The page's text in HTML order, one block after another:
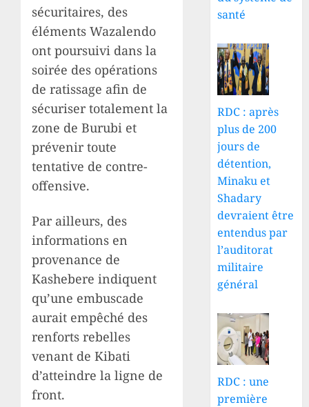
sécuritaires, des
éléments Wazalendo
ont poursuivi dans la
soirée des opérations
de ratissage afin de
sécuriser totalement la
zone de Burubi et
prévenir toute
tentative de contre-
offensive.
Par ailleurs, des
informations en
provenance de
Kashebere indiquent
qu’une embuscade
aurait empêché des
renforts rebelles
venant de Kibati
d’atteindre la ligne de
front.
santé
RDC : après
plus de 200
jours de
détention,
Minaku et
Shadary
devraient être
entendus par
l’auditorat
militaire
général
RDC : une
première